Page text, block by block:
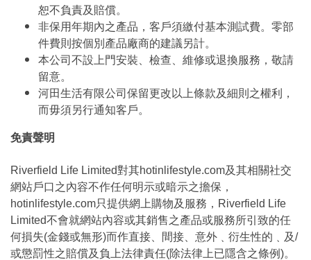
恕不負責及賠償。
非保用年期內之產品，客戶須繳付基本測試費。零部
件費則按個別產品廠商的建議另計。
本公司不設上門安裝、檢查、維修或退換服務，敬請
留意。
河田生活有限公司保留更改以上條款及細則之權利，
而毋須另行通知客戶。
免責聲明
Riverfield Life Limited對其hotinlifestyle.com及其相關社交
網站戶口之內容不作任何明示或暗示之擔保，
hotinlifestyle.com只提供網上購物及服務，Riverfield Life
Limited不會就網站內容或其銷售之產品或服務所引致的任
何損失(金錢或無形)而作直接、間接、意外﹑衍生性的﹑及/
或懲罰性之賠償及負上法律責任(除法律上已隱含之條例)。